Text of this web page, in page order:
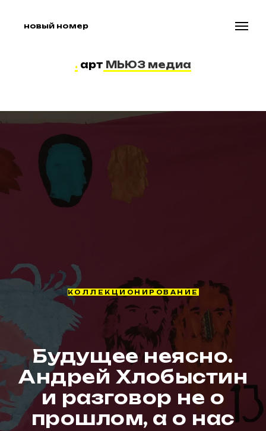
. арт МЬЮЗ медиа
новый номер
КОЛЛЕКЦИОНИРОВАНИЕ
Будущее неясно.
Андрей Хлобыстин
и разговор не о
прошлом, а о нас